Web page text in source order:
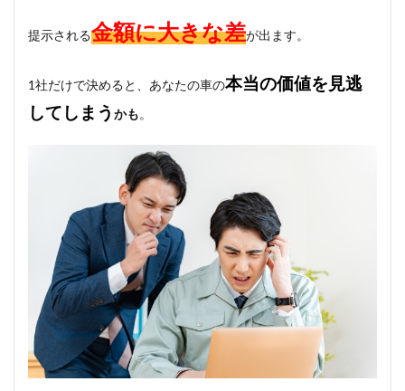
提示される金額に大きな差が出ます。
1社だけで決めると、あなたの車の本当の価値を見逃
してしまう かも。